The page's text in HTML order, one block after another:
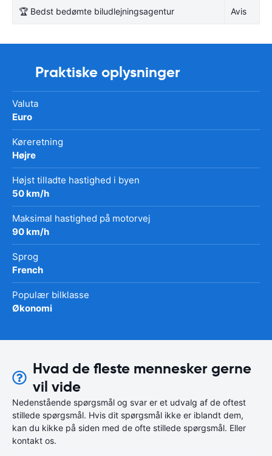
🏆 Bedst bedømte biludlejningsagentur Avis
Praktiske oplysninger
Valuta
Euro
Køreretning
Højre
Højst tilladte hastighed i byen
50 km/h
Maksimal hastighed på motorvej
90 km/h
Sprog
French
Populær bilklasse
Økonomi
Hvad de fleste mennesker gerne
vil vide
Nedenstående spørgsmål og svar er et udvalg af de oftest
stillede spørgsmål. Hvis dit spørgsmål ikke er iblandt dem,
kan du kikke på siden med de ofte stillede spørgsmål. Eller
kontakt os.